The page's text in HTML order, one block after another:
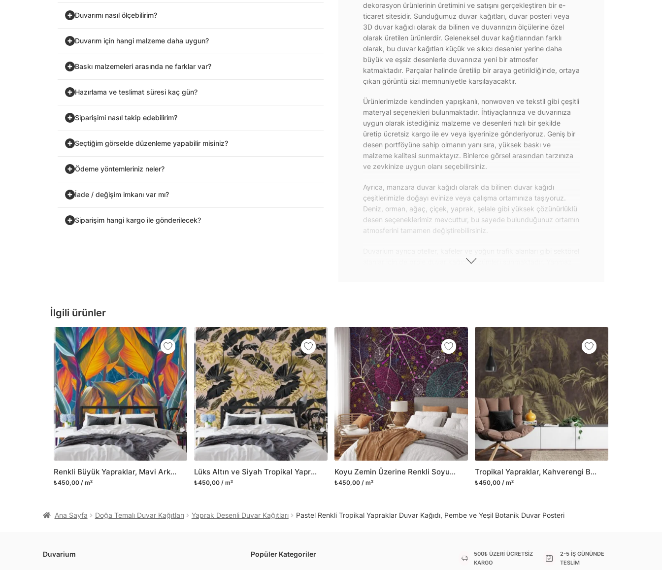
İlgili ürünler
Renkli Büyük Yapraklar, Mavi Arka Planlı Duvar Kağıdı, Tropikal Temalı 3D Duvar Posteri
₺450,00 / m²
Lüks Altın ve Siyah Tropikal Yapraklar, Şeftali Pembesi Zemin Üzerine Modern 3D Duvar Kağıdı
₺450,00 / m²
Koyu Zemin Üzerine Renkli Soyut Yapraklar, Sanatsal Damarsı Desenli Modern Duvar Kağıdı
₺450,00 / m²
Tropikal Yapraklar, Kahverengi Beton Arka Planlı Duvar Kağıdı, Şık Görünüm İçin 3D Duvar Kağıdı
₺450,00 / m²
Duvarımı nasıl ölçebilirim?
Duvarım için hangi malzeme daha uygun?
Baskı malzemeleri arasında ne farklar var?
Hazırlama ve teslimat süresi kaç gün?
Siparişimi nasıl takip edebilirim?
Seçtiğim görselde düzenleme yapabilir misiniz?
Ödeme yöntemleriniz neler?
İade / değişim imkanı var mı?
Siparişim hangi kargo ile gönderilecek?
dekorasyon ürünlerinin üretimini ve satışını gerçekleştiren bir e-
ticaret sitesidir. Sunduğumuz duvar kağıtları, duvar posteri veya
3D duvar kağıdı olarak da bilinen ve duvarınızın ölçülerine özel
olarak üretilen ürünlerdir. Geleneksel duvar kağıtlarından farklı
olarak, bu duvar kağıtları küçük ve sıkıcı desenler yerine daha
büyük ve eşsiz desenlerle duvarınıza yeni bir atmosfer
katmaktadır. Parçalar halinde üretilip bir araya getirildiğinde, ortaya
çıkan görüntü sizi memnuniyetle karşılayacaktır.
Ürünlerimizde kendinden yapışkanlı, nonwoven ve tekstil gibi çeşitli
materyal seçenekleri bulunmaktadır. İhtiyaçlarınıza ve duvarınıza
uygun olarak istediğiniz malzeme ve desenleri hızlı bir şekilde
üretip ücretsiz kargo ile ev veya işyerinize gönderiyoruz. Geniş bir
desen portföyüne sahip olmanın yanı sıra, yüksek baskı ve
malzeme kalitesi sunmaktayız. Binlerce görsel arasından tarzınıza
ve zevkinize uygun olanı seçebilirsiniz.
Ayrıca, manzara duvar kağıdı olarak da bilinen duvar kağıdı
çeşitlerimizle doğayı evinize veya çalışma ortamınıza taşıyoruz.
Deniz, orman, ağaç, çiçek, yaprak, şelale gibi yüksek çözünürlüklü
desen seçeneklerimiz mevcuttur, bu sayede bulunduğunuz ortamın
atmosferini tamamen değiştirebilirsiniz.
alanlar için de proje duvar kağıdı çözümleri sunmaktadır. Yanmaz
yapışkanlı folyolarımız da geniş kullanım amacına sahiptir. Bu
folyolar sayesinde masa, çekmece, dolap kapakları gibi
mobilyalarınıza ilk günkü gibi yeni bir görünüm kazandırabilirsiniz.
Yüzeyi düz olan cam dahil her türlü yüzeye yapışabilen ve suya
dayanıklı yapışkanlı folyo modellerimizi ilgili kategoride
bulabilirsiniz.
Duvarium, yalnızca bu ürünlerle sınırlı kalmayıp aynı zamanda
kanvas tablo gibi çeşitli duvar dekorasyon ürünlerinin de üretimini
ve satışını yapmaktadır. Duvar tasarımının önemini biliyor ve evin en
kritik dekorasyon alanı olduğunu kabul ediyoruz. Bu nedenle ürün
yelpazemizi sürekli genişletiyor ve trendlere ayak uydurmanın yanı
sıra yeni trendlerin oluşumunda da öncü rol üstleniyoruz.
Herhangi bir soru ya da sorununuz olursa bizimle iletişime
geçebilirsiniz.
Ana Sayfa Doğa Temalı Duvar Kağıtları Yaprak Desenli Duvar Kağıtları Pastel Renkli Tropikal Yapraklar Duvar Kağıdı, Pembe ve Yeşil Botanik Duvar Posteri
Duvarium Popüler Kategoriler
500₺ ÜZERİ ÜCRETSİZ
KARGO
2-5 İŞ GÜNÜNDE
TESLİM